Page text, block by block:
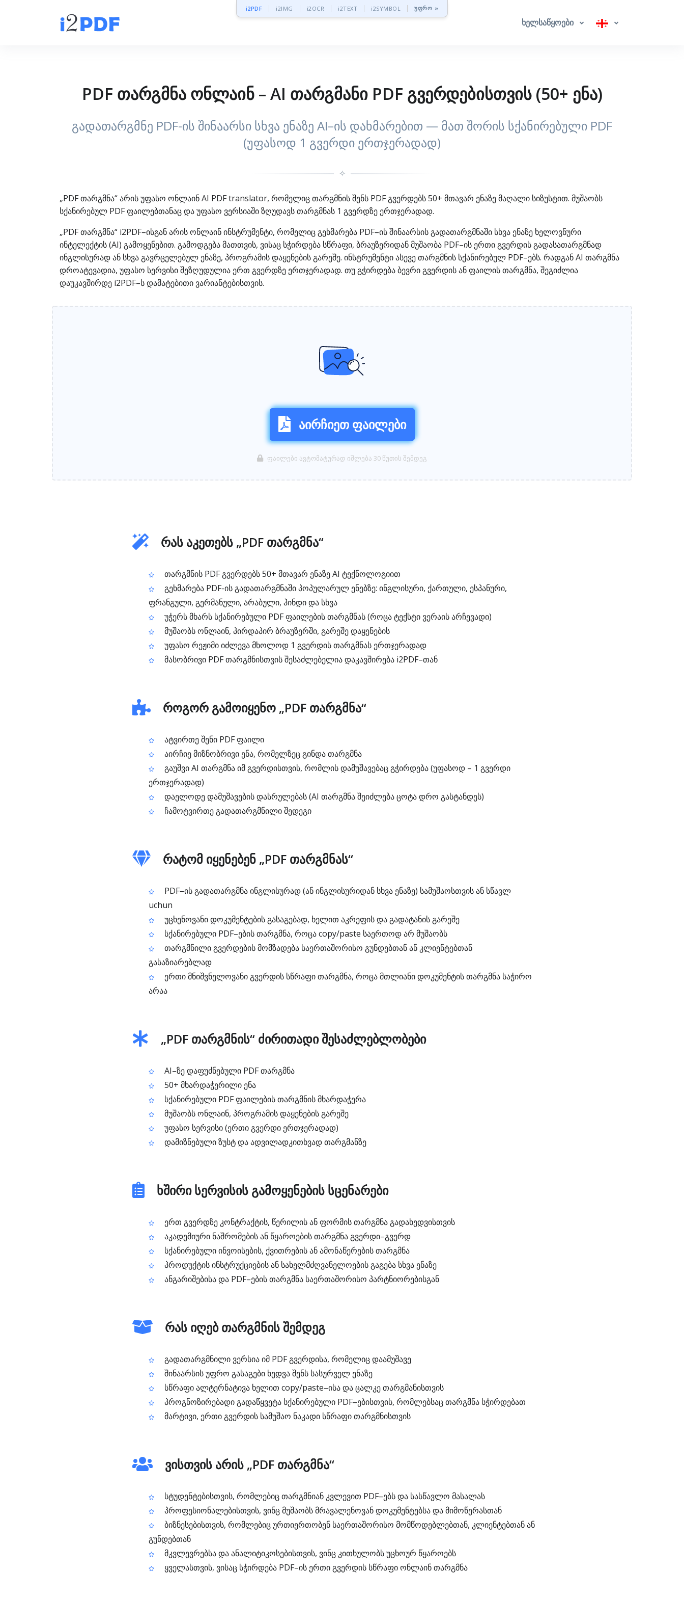
i2PDF i2IMG i2OCR i2TEXT i2SYMBOL უფრო »
ხელსაწყოები
PDF თარგმნა ონლაინ – AI თარგმანი PDF გვერდებისთვის (50+ ენა)
გადათარგმნე PDF-ის შინაარსი სხვა ენაზე AI–ის დახმარებით — მათ შორის სქანირებული PDF
(უფასოდ 1 გვერდი ერთჯერადად)
✧
„PDF თარგმნა“ არის უფასო ონლაინ AI PDF translator, რომელიც თარგმნის შენს PDF გვერდებს 50+ მთავარ ენაზე მაღალი სიზუსტით. მუშაობს
სქანირებულ PDF ფაილებთანაც და უფასო ვერსიაში ზღუდავს თარგმნას 1 გვერდზე ერთჯერადად.
„PDF თარგმნა“ i2PDF–ისგან არის ონლაინ ინსტრუმენტი, რომელიც გეხმარება PDF–ის შინაარსის გადათარგმნაში სხვა ენაზე ხელოვნური
ინტელექტის (AI) გამოყენებით. გამოდგება მათთვის, ვისაც სჭირდება სწრაფი, ბრაუზერიდან მუშაობა PDF–ის ერთი გვერდის გადასათარგმნად
ინგლისურად ან სხვა გავრცელებულ ენაზე, პროგრამის დაყენების გარეშე. ინსტრუმენტი ასევე თარგმნის სქანირებულ PDF–ებს. რადგან AI თარგმნა
დროატევადია, უფასო სერვისი შეზღუდულია ერთ გვერდზე ერთჯერადად. თუ გჭირდება ბევრი გვერდის ან ფაილის თარგმნა, შეგიძლია
დაუკავშირდე i2PDF–ს დამატებითი ვარიანტებისთვის.
აირჩიეთ ფაილები
ფაილები ავტომატურად იშლება 30 წუთის შემდეგ
რას აკეთებს „PDF თარგმნა“
თარგმნის PDF გვერდებს 50+ მთავარ ენაზე AI ტექნოლოგიით
გეხმარება PDF-ის გადათარგმნაში პოპულარულ ენებზე: ინგლისური, ქართული, ესპანური,
ფრანგული, გერმანული, არაბული, ჰინდი და სხვა
უჭერს მხარს სქანირებული PDF ფაილების თარგმნას (როცა ტექსტი ვერაის არჩევადი)
მუშაობს ონლაინ, პირდაპირ ბრაუზერში, გარეშე დაყენების
უფასო რეჟიმი იძლევა მხოლოდ 1 გვერდის თარგმნას ერთჯერადად
მასობრივი PDF თარგმნისთვის შესაძლებელია დაკავშირება i2PDF–თან
როგორ გამოიყენო „PDF თარგმნა“
ატვირთე შენი PDF ფაილი
აირჩიე მიზნობრივი ენა, რომელზეც გინდა თარგმნა
გაუშვი AI თარგმნა იმ გვერდისთვის, რომლის დამუშავებაც გჭირდება (უფასოდ – 1 გვერდი
ერთჯერადად)
დაელოდე დამუშავების დასრულებას (AI თარგმნა შეიძლება ცოტა დრო გასტანდეს)
ჩამოტვირთე გადათარგმნილი შედეგი
რატომ იყენებენ „PDF თარგმნას“
PDF–ის გადათარგმნა ინგლისურად (ან ინგლისურიდან სხვა ენაზე) სამუშაოსთვის ან სწავლ
uchun
უცხენოვანი დოკუმენტების გასაგებად, ხელით აკრეფის და გადატანის გარეშე
სქანირებული PDF–ების თარგმნა, როცა copy/paste საერთოდ არ მუშაობს
თარგმნილი გვერდების მომზადება საერთაშორისო გუნდებთან ან კლიენტებთან
გასაზიარებლად
ერთი მნიშვნელოვანი გვერდის სწრაფი თარგმნა, როცა მთლიანი დოკუმენტის თარგმნა საჭირო
არაა
„PDF თარგმნის“ ძირითადი შესაძლებლობები
AI–ზე დაფუძნებული PDF თარგმნა
50+ მხარდაჭერილი ენა
სქანირებული PDF ფაილების თარგმნის მხარდაჭერა
მუშაობს ონლაინ, პროგრამის დაყენების გარეშე
უფასო სერვისი (ერთი გვერდი ერთჯერადად)
დამიზნებული ზუსტ და ადვილადკითხვად თარგმანზე
ხშირი სერვისის გამოყენების სცენარები
ერთ გვერდზე კონტრაქტის, წერილის ან ფორმის თარგმნა გადახედვისთვის
აკადემიური ნაშრომების ან წყაროების თარგმნა გვერდი–გვერდ
სქანირებული ინვოისების, ქვითრების ან ამონაწერების თარგმნა
პროდუქტის ინსტრუქციების ან სახელმძღვანელოების გაგება სხვა ენაზე
ანგარიშებისა და PDF–ების თარგმნა საერთაშორისო პარტნიორებისგან
რას იღებ თარგმნის შემდეგ
გადათარგმნილი ვერსია იმ PDF გვერდისა, რომელიც დაამუშავე
შინაარსის უფრო გასაგები ხედვა შენს სასურველ ენაზე
სწრაფი ალტერნატივა ხელით copy/paste–ისა და ცალკე თარგმანისთვის
პროგნოზირებადი გადაწყვეტა სქანირებული PDF–ებისთვის, რომლებსაც თარგმნა სჭირდებათ
მარტივი, ერთი გვერდის სამუშაო ნაკადი სწრაფი თარგმნისთვის
ვისთვის არის „PDF თარგმნა“
სტუდენტებისთვის, რომლებიც თარგმნიან კვლევით PDF–ებს და სასწავლო მასალას
პროფესიონალებისთვის, ვინც მუშაობს მრავალენოვან დოკუმენტებსა და მიმოწერასთან
ბიზნესებისთვის, რომლებიც ურთიერთობენ საერთაშორისო მომწოდებლებთან, კლიენტებთან ან
გუნდებთან
მკვლევრებსა და ანალიტიკოსებისთვის, ვინც კითხულობს უცხოურ წყაროებს
ყველასთვის, ვისაც სჭირდება PDF–ის ერთი გვერდის სწრაფი ონლაინ თარგმნა